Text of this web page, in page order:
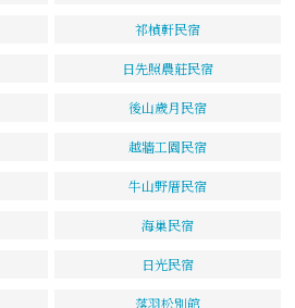
祁楨軒民宿
日先照農莊民宿
後山歲月民宿
越牆工園民宿
牛山野厝民宿
海巢民宿
日光民宿
落羽松別館